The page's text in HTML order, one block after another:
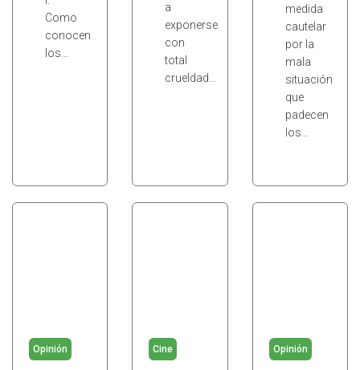
Como
conocen
los…
a
exponerse
con
total
crueldad…
medida
cautelar
por la
mala
situación
que
padecen
los…
Opinión Cine Opinión